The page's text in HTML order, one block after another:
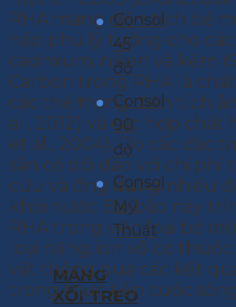
Consol
45
độ
Consol
90
độ
Consol
Mỹ
Thuật
MÁNG
XỐI TREO
RHA mang điện tích bề
hấp phụ lý tưởng cho
cadmium, niken và kẽm
Carbon trong RHA là
các thể mang điện tích
al., 2012) và các hợp
et al., 2004). Do các đặc
sẵn có dồi dào với chi phí
cứu và ứng dụng nhiều
khỏi nước. Bài báo này
RHA trong việc loại bỏ
loại nặng, ion vô cơ
vật thông qua các kết
trong thực tiễn cuộc